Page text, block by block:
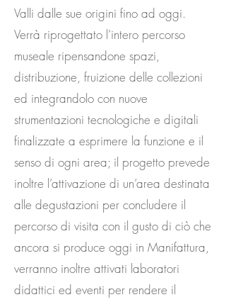
Valli dalle sue origini fino ad oggi.
Verrà riprogettato l’intero percorso
museale ripensandone spazi,
distribuzione, fruizione delle collezioni
ed integrandolo con nuove
strumentazioni tecnologiche e digitali
finalizzate a esprimere la funzione e il
senso di ogni area; il progetto prevede
inoltre l’attivazione di un’area destinata
alle degustazioni per concludere il
percorso di visita con il gusto di ciò che
ancora si produce oggi in Manifattura,
verranno inoltre attivati laboratori
didattici ed eventi per rendere il